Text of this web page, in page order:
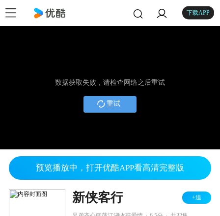
下载APP
数据获取失败，请检查网络之后重试
重试
预览播放中，打开优酷APP看高清完整版
新侠客行 +追